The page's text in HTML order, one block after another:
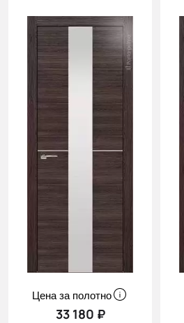
Цена за полотно
33 180 ₽